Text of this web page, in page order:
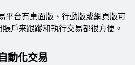
平台有桌面版、行動版或網頁版可
戶来跟蹤和執行交易都很方便。
自動化交易